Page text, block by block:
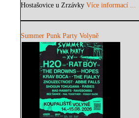
Hostašovice u ZrzávkyVíce informací ...
Summer Punk Party Volyně